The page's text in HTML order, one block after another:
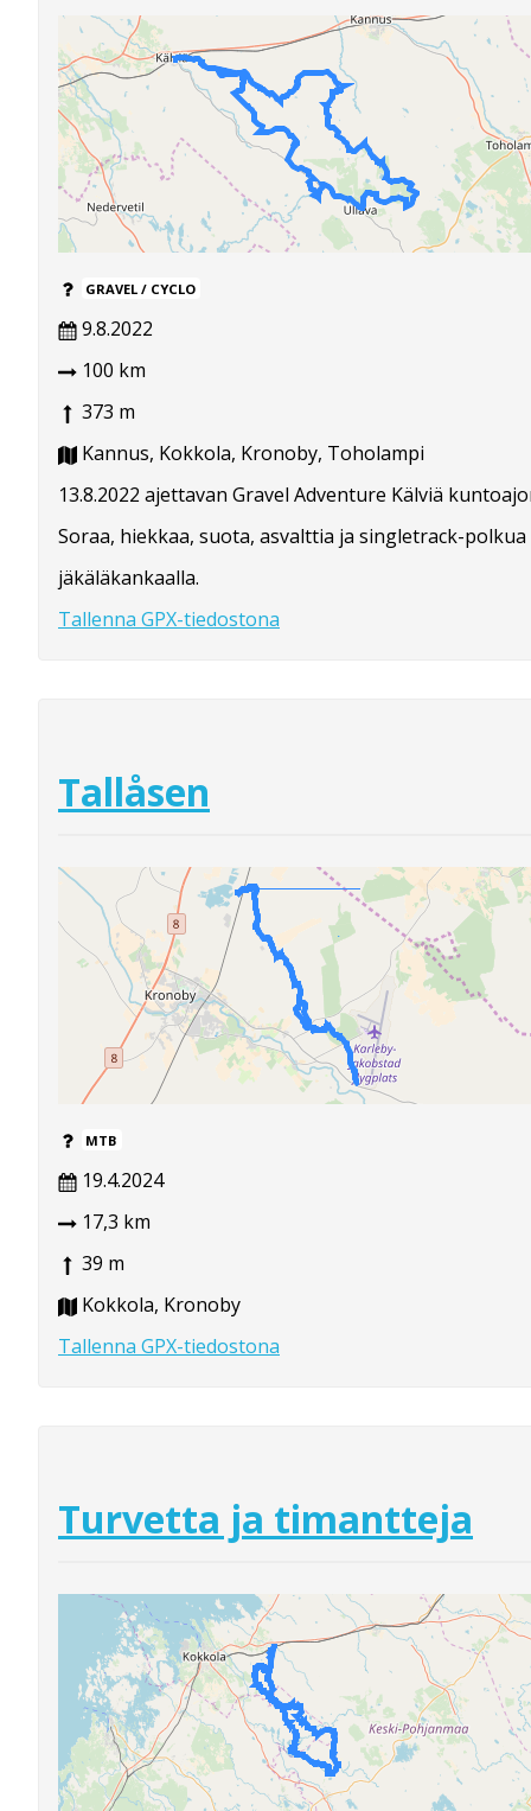
GRAVEL / CYCLO
9.8.2022
100 km
373 m
Kannus, Kokkola, Kronoby, Toholampi
13.8.2022 ajettavan Gravel Adventure Kälviä
Soraa, hiekkaa, suota, asvalttia ja singletrack-polkua
jäkäläkankaalla.
Tallenna GPX-tiedostona
Tallåsen
MTB
19.4.2024
17,3 km
39 m
Kokkola, Kronoby
Tallenna GPX-tiedostona
Turvetta ja timantteja